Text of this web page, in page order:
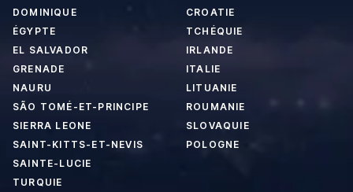
DOMINIQUE
ÉGYPTE
EL SALVADOR
GRENADE
NAURU
SÃO TOMÉ-ET-PRINCIPE
SIERRA LEONE
SAINT-KITTS-ET-NEVIS
SAINTE-LUCIE
TURQUIE
CROATIE
TCHÉQUIE
IRLANDE
ITALIE
LITUANIE
ROUMANIE
SLOVAQUIE
POLOGNE